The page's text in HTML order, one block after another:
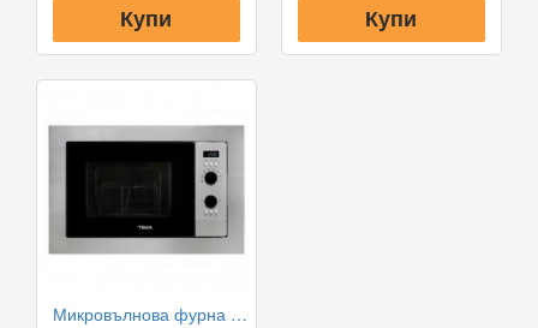
Купи Купи
Микровълнова фурна за вграждане Teka MS 620 BIH